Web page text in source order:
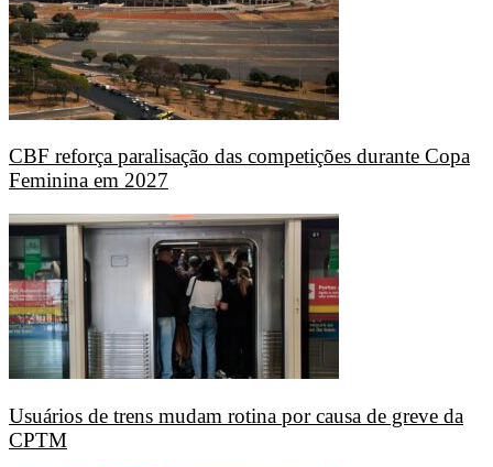
CBF reforça paralisação das competições durante Copa
Feminina em 2027
Usuários de trens mudam rotina por causa de greve da
CPTM